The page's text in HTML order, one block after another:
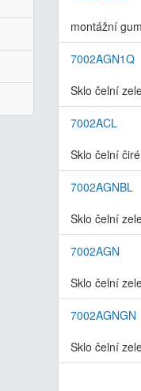
montážní
7002AGN1Q
Sklo čelní
7002ACL
Sklo čelní čiré
7002AGNBL
Sklo čelní
7002AGN
Sklo čelní
7002AGNGN
Sklo čelní